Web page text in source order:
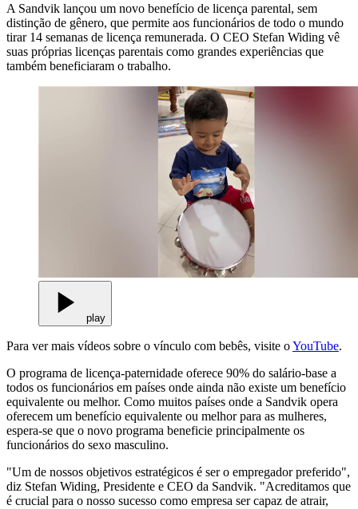
A Sandvik lançou um novo benefício de licença parental, sem
distinção de gênero, que permite aos funcionários de todo o mundo
tirar 14 semanas de licença remunerada. O CEO Stefan Widing vê
suas próprias licenças parentais como grandes experiências que
também beneficiaram o trabalho.
play
Para ver mais vídeos sobre o vínculo com bebês, visite oYouTube.
O programa de licença-paternidade oferece 90% do salário-base a
todos os funcionários em países onde ainda não existe um benefício
equivalente ou melhor. Como muitos países onde a Sandvik opera
oferecem um benefício equivalente ou melhor para as mulheres,
espera-se que o novo programa beneficie principalmente os
funcionários do sexo masculino.
"Um de nossos objetivos estratégicos é ser o empregador preferido",
diz Stefan Widing, Presidente e CEO da Sandvik. "Acreditamos que
é crucial para o nosso sucesso como empresa ser capaz de atrair,